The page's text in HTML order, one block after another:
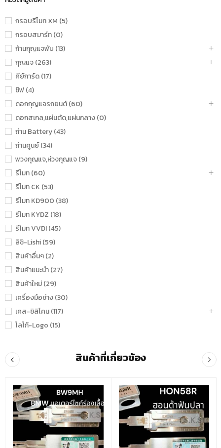
กรอบรีโมท XM (5)
กรอบสมาร์ท (0)
ก้านกุญแจพับ (13)
กุญแจ (263)
คีย์การ์ด (17)
ชิฟ (4)
ดอกกุญแจรถยนต์ (60)
ดอกสเกล,แผ่นตัด,แผ่นกลาง (0)
ถ่าน Battery (43)
ถ่านศูนย์ (34)
พวงกุญแจ,ห่วงกุญแจ (9)
รีโมท (60)
รีโมท CK (53)
รีโมท KD900 (38)
รีโมท KYDZ (18)
รีโมท VVDI (45)
ลิชิ-Lishi (59)
สินค้าอื่นๆ (2)
สินค้าแนะนำ (27)
สินค้าใหม่ (29)
เครื่องมือช่าง (30)
เคส-ซิลิโคน (117)
โลโก้-Logo (15)
สินค้าที่เกี่ยวข้อง